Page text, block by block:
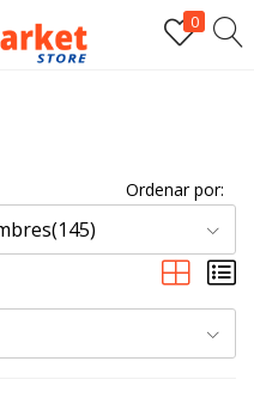
0
para iniciar
en dígitos:
Ordenar por: